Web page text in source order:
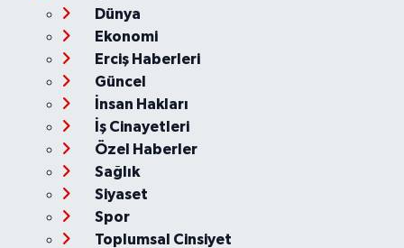
Dünya
Ekonomi
Erciş Haberleri
Güncel
İnsan Hakları
İş Cinayetleri
Özel Haberler
Sağlık
Siyaset
Spor
Toplumsal Cinsiyet